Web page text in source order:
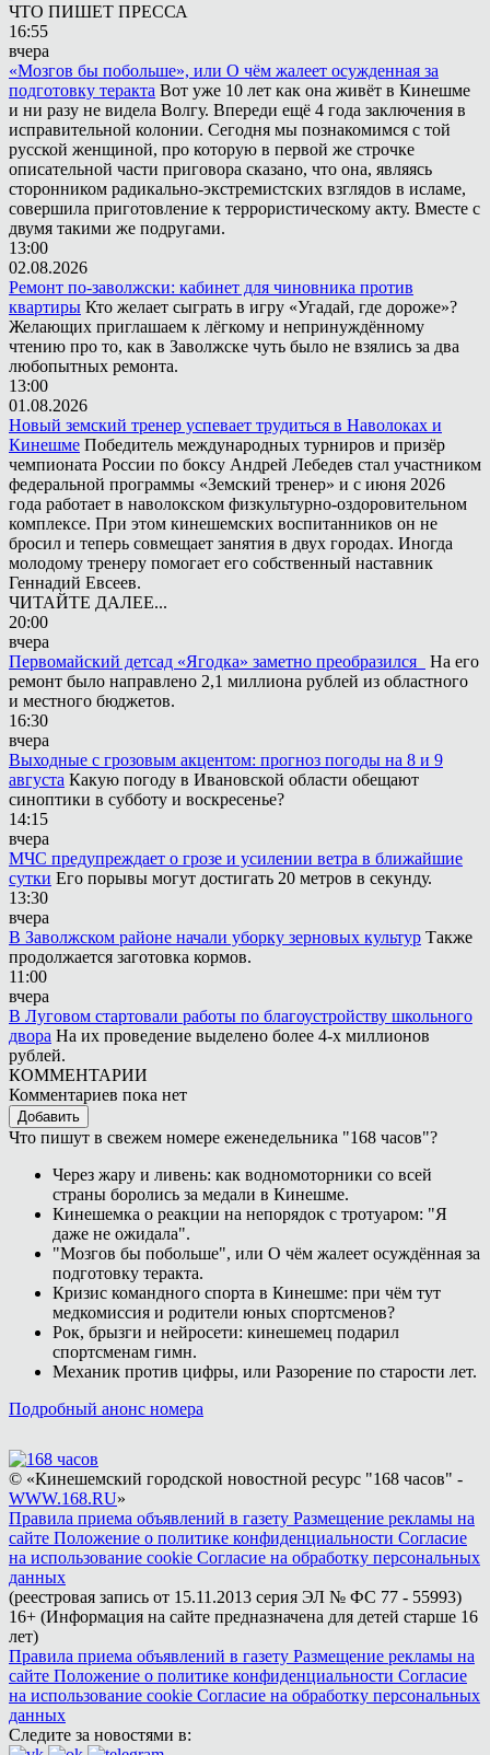
ЧТО ПИШЕТ ПРЕССА
16:55
вчера
«Мозгов бы побольше», или О чём жалеет осужденная за
подготовку теракта Вот уже 10 лет как она живёт в Кинешме
и ни разу не видела Волгу. Впереди ещё 4 года заключения в
исправительной колонии. Сегодня мы познакомимся с той
русской женщиной, про которую в первой же строчке
описательной части приговора сказано, что она, являясь
сторонником радикально-экстремистских взглядов в исламе,
совершила приготовление к террористическому акту. Вместе с
двумя такими же подругами.
13:00
02.08.2026
Ремонт по-заволжски: кабинет для чиновника против
квартиры Кто желает сыграть в игру «Угадай, где дороже»?
Желающих приглашаем к лёгкому и непринуждённому
чтению про то, как в Заволжске чуть было не взялись за два
любопытных ремонта.
13:00
01.08.2026
Новый земский тренер успевает трудиться в Наволоках и
Кинешме Победитель международных турниров и призёр
чемпионата России по боксу Андрей Лебедев стал участником
федеральной программы «Земский тренер» и с июня 2026
года работает в наволокском физкультурно-оздоровительном
комплексе. При этом кинешемских воспитанников он не
бросил и теперь совмещает занятия в двух городах. Иногда
молодому тренеру помогает его собственный наставник
Геннадий Евсеев.
ЧИТАЙТЕ ДАЛЕЕ...
20:00
вчера
Первомайский детсад «Ягодка» заметно преобразился
На его
ремонт было направлено 2,1 миллиона рублей из областного
и местного бюджетов.
16:30
вчера
Выходные с грозовым акцентом: прогноз погоды на 8 и 9
августа Какую погоду в Ивановской области обещают
синоптики в субботу и воскресенье?
14:15
вчера
МЧС предупреждает о грозе и усилении ветра в ближайшие
сутки Его порывы могут достигать 20 метров в секунду.
13:30
вчера
В Заволжском районе начали уборку зерновых культур Также
продолжается заготовка кормов.
11:00
вчера
В Луговом стартовали работы по благоустройству школьного
двора На их проведение выделено более 4-х миллионов
рублей.
КОММЕНТАРИИ
Комментариев пока нет
Добавить
Что пишут в свежем номере еженедельника "168 часов"?
Через жару и ливень: как водномоторники со всей
страны боролись за медали в Кинешме.
Кинешемка о реакции на непорядок с тротуаром: "Я
даже не ожидала".
"Мозгов бы побольше", или О чём жалеет осуждённая за
подготовку теракта.
Кризис командного спорта в Кинешме: при чём тут
медкомиссия и родители юных спортсменов?
Рок, брызги и нейросети: кинешемец подарил
спортсменам гимн.
Механик против цифры, или Разорение по старости лет.
Подробный анонс номера
© «Кинешемский городской новостной ресурс "168 часов" -
WWW.168.RU»
Правила приема объявлений в газету Размещение рекламы на
сайте Положение о политике конфиденциальности Согласие
на использование cookie Согласие на обработку персональных
данных
(реестровая запись от 15.11.2013 серия ЭЛ № ФС 77 - 55993)
16+ (Информация на сайте предназначена для детей старше 16
лет)
Правила приема объявлений в газету Размещение рекламы на
сайте Положение о политике конфиденциальности Согласие
на использование cookie Согласие на обработку персональных
данных
Следите за новостями в: